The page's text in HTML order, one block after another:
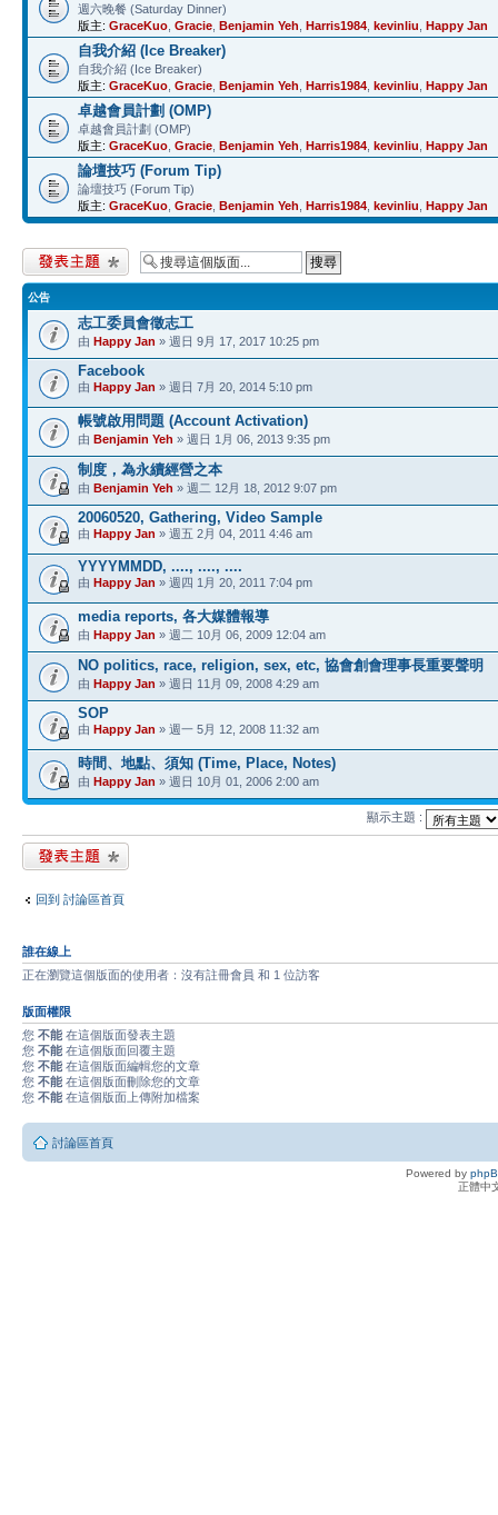
週六晚餐 (Saturday Dinner)
版主: GraceKuo Gracie Benjamin Yeh Harris1984 kevinliu Happy Jan
自我介紹 (Ice Breaker)
自我介紹 (Ice Breaker)
版主: GraceKuo Gracie Benjamin Yeh Harris1984 kevinliu Happy Jan
卓越會員計劃 (OMP)
卓越會員計劃 (OMP)
版主: GraceKuo Gracie Benjamin Yeh Harris1984 kevinliu Happy Jan
論壇技巧 (Forum Tip)
論壇技巧 (Forum Tip)
版主: GraceKuo Gracie Benjamin Yeh Harris1984 kevinliu Happy Jan
發表新主題
公告
志工委員會徵志工
由 Happy Jan » 週日 9月 17, 2017 10:25 pm
Facebook
由 Happy Jan » 週日 7月 20, 2014 5:10 pm
帳號啟用問題 (Account Activation)
由 Benjamin Yeh » 週日 1月 06, 2013 9:35 pm
制度，為永續經營之本
由 Benjamin Yeh » 週二 12月 18, 2012 9:07 pm
20060520, Gathering, Video Sample
由 Happy Jan » 週五 2月 04, 2011 4:46 am
YYYYMMDD, ...., ...., ....
由 Happy Jan » 週四 1月 20, 2011 7:04 pm
media reports, 各大媒體報導
由 Happy Jan » 週二 10月 06, 2009 12:04 am
NO politics, race, religion, sex, etc, 協會創會理事長重要聲明
由 Happy Jan » 週日 11月 09, 2008 4:29 am
SOP
由 Happy Jan » 週一 5月 12, 2008 11:32 am
時間、地點、須知 (Time, Place, Notes)
由 Happy Jan » 週日 10月 01, 2006 2:00 am
顯示主題 :
發表新主題
回到 討論區首頁
誰在線上
正在瀏覽這個版面的使用者：沒有註冊會員 和 1 位訪客
版面權限
您 不能 在這個版面發表主題
您 不能 在這個版面回覆主題
您 不能 在這個版面編輯您的文章
您 不能 在這個版面刪除您的文章
您 不能 在這個版面上傳附加檔案
討論區首頁
Powered by
正體中